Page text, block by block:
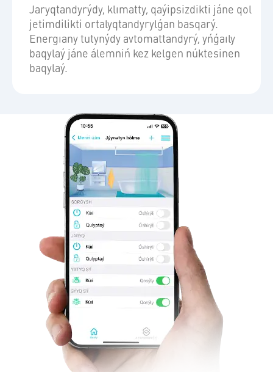
Jaryqtandyrýdy, klımatty, qaýipsizdikti jáne qol
jetimdilikti ortalyqtandyrylǵan basqarý.
Energıany tutynýdy avtomattandyrý, yńǵaıly
baqylaý jáne álemniń kez kelgen núktesinen
baqylaý.